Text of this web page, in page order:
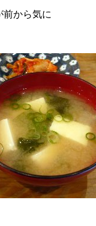
から気に